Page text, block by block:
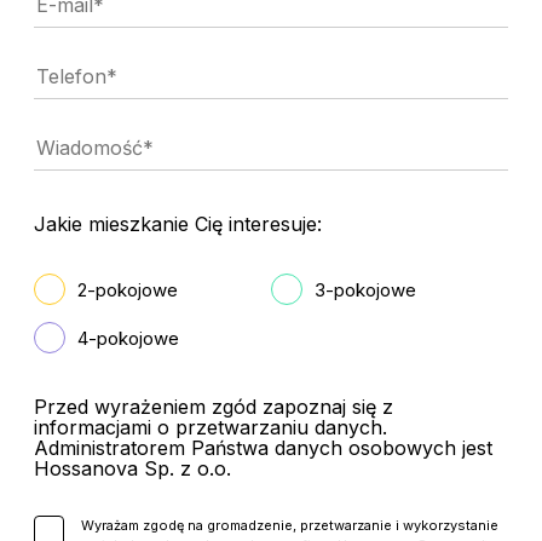
Jakie mieszkanie Cię interesuje:
2-pokojowe 3-pokojowe
4-pokojowe
Przed wyrażeniem zgód zapoznaj się z
informacjami o przetwarzaniu danych.
Administratorem Państwa danych osobowych jest
Hossanova Sp. z o.o.
Wyrażam zgodę na gromadzenie, przetwarzanie i wykorzystanie